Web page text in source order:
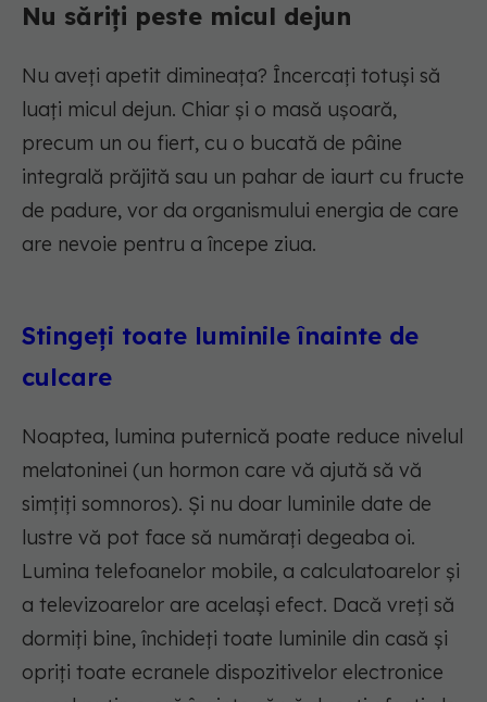
Nu săriți peste micul dejun
Nu aveți apetit dimineața? Încercați totuși să
luați micul dejun. Chiar și o masă ușoară,
precum un ou fiert, cu o bucată de pâine
integrală prăjită sau un pahar de iaurt cu fructe
de padure, vor da organismului energia de care
are nevoie pentru a începe ziua.
Stingeți toate luminile înainte de
culcare
Noaptea, lumina puternică poate reduce nivelul
melatoninei (un hormon care vă ajută să vă
simțiți somnoros). Și nu doar luminile date de
lustre vă pot face să numărați degeaba oi.
Lumina telefoanelor mobile, a calculatoarelor și
a televizoarelor are același efect. Dacă vreți să
dormiți bine, închideți toate luminile din casă și
opriți toate ecranele dispozitivelor electronice